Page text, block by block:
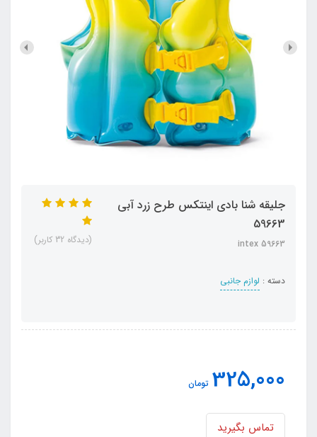
جلیقه شنا بادی اینتکس طرح زرد آبی
59663
intex 59663
دسته : لوازم جانبی
(دیدگاه 32 کاربر)
325,000 تومان
تماس بگیرید